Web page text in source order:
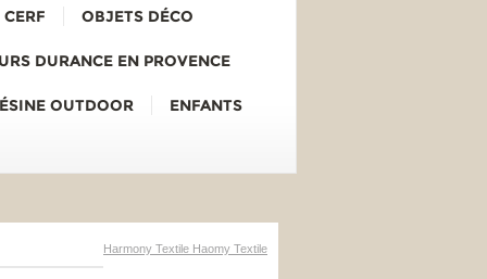
OBJETS DÉCO
DURANCE EN PROVENCE
OUTDOOR ENFANTS
Harmony Textile Haomy Textile